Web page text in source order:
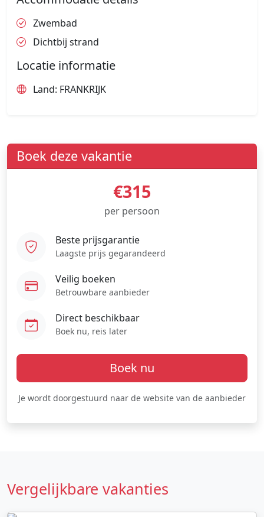
Zwembad
Dichtbij strand
Locatie informatie
Land: FRANKRIJK
Boek deze vakantie
€315
per persoon
Beste prijsgarantie
Laagste prijs gegarandeerd
Veilig boeken
Betrouwbare aanbieder
Direct beschikbaar
Boek nu, reis later
Boek nu
Je wordt doorgestuurd naar de website van de aanbieder
Vergelijkbare vakanties